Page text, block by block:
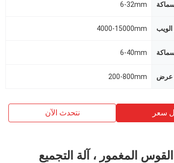
6-32mm
4000-15000mm
6-40mm
عرض 200-800mm
سعر نتحدث الآن
المغمور ، آلة التجميع